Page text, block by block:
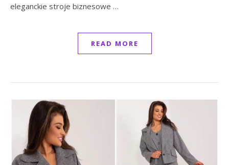
eleganckie stroje biznesowe …
READ MORE